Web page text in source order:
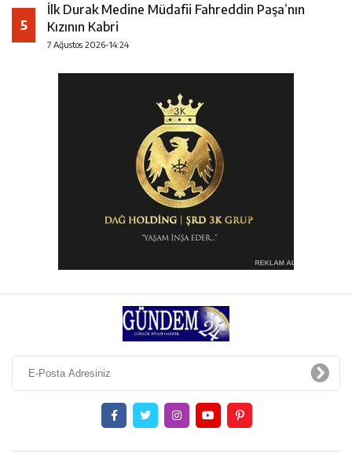
5
İlk Durak Medine Müdafii Fahreddin Paşa’nın
Kızının Kabri
7 Ağustos 2026-14:24